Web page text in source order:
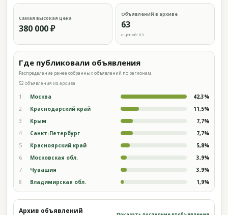
Самая высокая цена
380 000 ₽
Объявлений в архиве
63
с ценой: 63
Где публиковали объявления
Распределение ранее собранных объявлений по регионам.
52 объявления из архива
1 Москва 42,3%
2 Краснодарский край 11,5%
3 Крым 7,7%
4 Санкт-Петербург 7,7%
5 Красноярский край 5,8%
6 Московская обл. 3,9%
7 Чувашия 3,9%
8 Владимирская обл. 1,9%
Архив объявлений